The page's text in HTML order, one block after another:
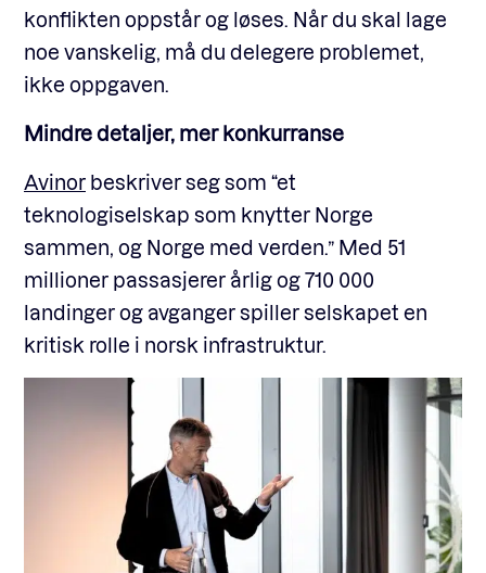
konflikten oppstår og løses. Når du skal lage
noe vanskelig, må du delegere problemet,
ikke oppgaven.
Mindre detaljer, mer konkurranse
Avinor beskriver seg som “et
teknologiselskap som knytter Norge
sammen, og Norge med verden.” Med 51
millioner passasjerer årlig og 710 000
landinger og avganger spiller selskapet en
kritisk rolle i norsk infrastruktur.